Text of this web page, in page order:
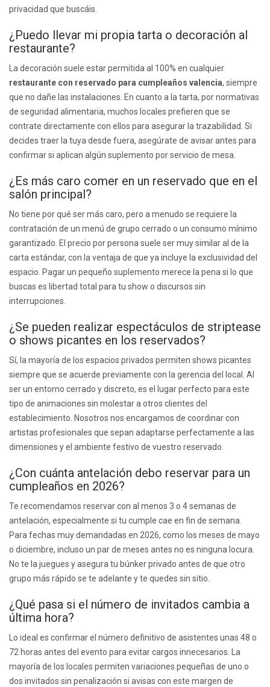
privacidad que buscáis.
¿Puedo llevar mi propia tarta o decoración al
restaurante?
La decoración suele estar permitida al 100% en cualquier
restaurante con reservado para cumpleaños valencia, siempre
que no dañe las instalaciones. En cuanto a la tarta, por normativas
de seguridad alimentaria, muchos locales prefieren que se
contrate directamente con ellos para asegurar la trazabilidad. Si
decides traer la tuya desde fuera, asegúrate de avisar antes para
confirmar si aplican algún suplemento por servicio de mesa.
¿Es más caro comer en un reservado que en el
salón principal?
No tiene por qué ser más caro, pero a menudo se requiere la
contratación de un menú de grupo cerrado o un consumo mínimo
garantizado. El precio por persona suele ser muy similar al de la
carta estándar, con la ventaja de que ya incluye la exclusividad del
espacio. Pagar un pequeño suplemento merece la pena si lo que
buscas es libertad total para tu show o discursos sin
interrupciones.
¿Se pueden realizar espectáculos de striptease
o shows picantes en los reservados?
Sí, la mayoría de los espacios privados permiten shows picantes
siempre que se acuerde previamente con la gerencia del local. Al
ser un entorno cerrado y discreto, es el lugar perfecto para este
tipo de animaciones sin molestar a otros clientes del
establecimiento. Nosotros nos encargamos de coordinar con
artistas profesionales que sepan adaptarse perfectamente a las
dimensiones y el ambiente festivo de vuestro reservado.
¿Con cuánta antelación debo reservar para un
cumpleaños en 2026?
Te recomendamos reservar con al menos 3 o 4 semanas de
antelación, especialmente si tu cumple cae en fin de semana.
Para fechas muy demandadas en 2026, como los meses de mayo
o diciembre, incluso un par de meses antes no es ninguna locura.
No te la juegues y asegura tu búnker privado antes de que otro
grupo más rápido se te adelante y te quedes sin sitio.
¿Qué pasa si el número de invitados cambia a
última hora?
Lo ideal es confirmar el número definitivo de asistentes unas 48 o
72 horas antes del evento para evitar cargos innecesarios. La
mayoría de los locales permiten variaciones pequeñas de uno o
dos invitados sin penalización si avisas con este margen de